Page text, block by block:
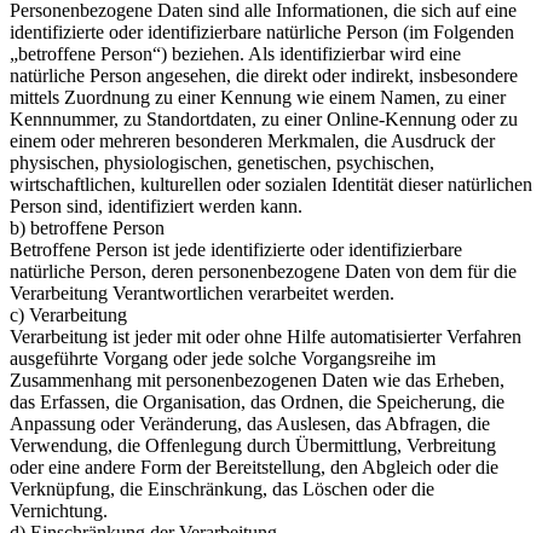
Personenbezogene Daten sind alle Informationen, die sich auf eine
identifizierte oder identifizierbare natürliche Person (im Folgenden
„betroffene Person“) beziehen. Als identifizierbar wird eine
natürliche Person angesehen, die direkt oder indirekt, insbesondere
mittels Zuordnung zu einer Kennung wie einem Namen, zu einer
Kennnummer, zu Standortdaten, zu einer Online-Kennung oder zu
einem oder mehreren besonderen Merkmalen, die Ausdruck der
physischen, physiologischen, genetischen, psychischen,
wirtschaftlichen, kulturellen oder sozialen Identität dieser natürlichen
Person sind, identifiziert werden kann.
b) betroffene Person
Betroffene Person ist jede identifizierte oder identifizierbare
natürliche Person, deren personenbezogene Daten von dem für die
Verarbeitung Verantwortlichen verarbeitet werden.
c) Verarbeitung
Verarbeitung ist jeder mit oder ohne Hilfe automatisierter Verfahren
ausgeführte Vorgang oder jede solche Vorgangsreihe im
Zusammenhang mit personenbezogenen Daten wie das Erheben,
das Erfassen, die Organisation, das Ordnen, die Speicherung, die
Anpassung oder Veränderung, das Auslesen, das Abfragen, die
Verwendung, die Offenlegung durch Übermittlung, Verbreitung
oder eine andere Form der Bereitstellung, den Abgleich oder die
Verknüpfung, die Einschränkung, das Löschen oder die
Vernichtung.